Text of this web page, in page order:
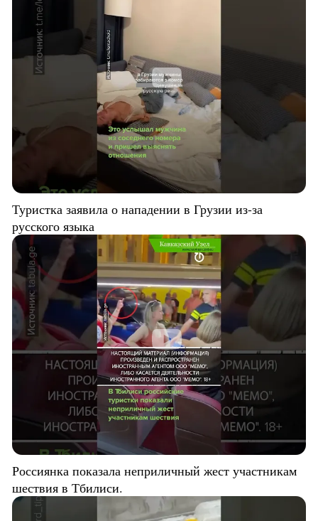
Туристка заявила о нападении в Грузии из-за
русского языка
Россиянка показала неприличный жест участникам
шествия в Тбилиси.